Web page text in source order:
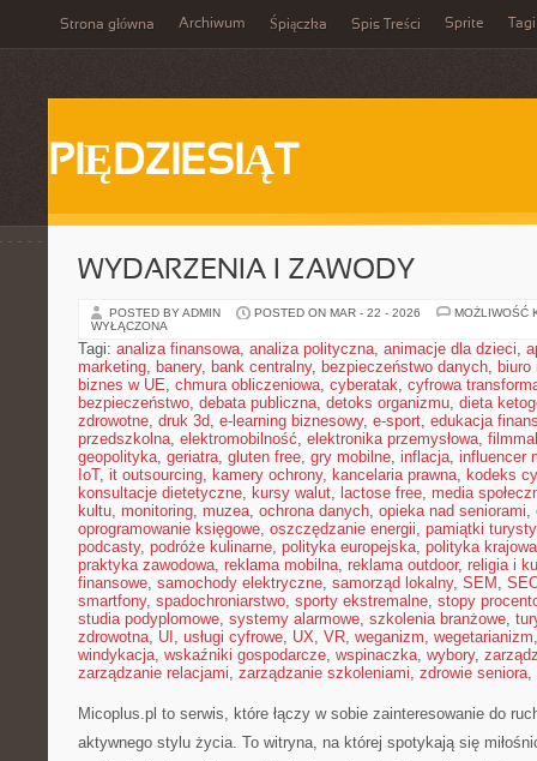
Strona główna Archiwum Śpiączka Spis Treści Sprite Tagi
PIĘDZIESIĄT
WYDARZENIA I ZAWODY
POSTED BY ADMIN POSTED ON MAR - 22 - 2026
MOŻLIWOŚĆ
WYŁĄCZONA
Tagi: analiza finansowa, analiza polityczna, animacje dla dzieci,
marketing, banery, bank centralny, bezpieczeństwo danych, biuro
biznes w UE, chmura obliczeniowa, cyberatak, cyfrowa
bezpieczeństwo, debata publiczna, detoks organizmu, dieta
zdrowotne, druk 3d, e-learning biznesowy, e-sport, edukacja
przedszkolna, elektromobilność, elektronika przemysłowa,
geopolityka, geriatra, gluten free, gry mobilne, inflacja, influencer
IoT, it outsourcing, kamery ochrony, kancelaria prawna, kodeks
konsultacje dietetyczne, kursy walut, lactose free, media
kultu, monitoring, muzea, ochrona danych, opieka nad seniorami,
oprogramowanie księgowe, oszczędzanie energii, pamiątki
podcasty, podróże kulinarne, polityka europejska, polityka krajowa
praktyka zawodowa, reklama mobilna, reklama outdoor, religia i
finansowe, samochody elektryczne, samorząd lokalny, SEM ,
smartfony, spadochroniarstwo, sporty ekstremalne, stopy
studia podyplomowe, systemy alarmowe, szkolenia branżowe,
zdrowotna, UI , usługi cyfrowe, UX, VR, weganizm, wegetarianizm
windykacja, wskaźniki gospodarcze, wspinaczka, wybory,
zarządzanie relacjami, zarządzanie szkoleniami, zdrowie seniora,
Micoplus.pl to serwis, które łączy w sobie zainteresowanie do
aktywnego stylu życia. To witryna, na której spotykają się